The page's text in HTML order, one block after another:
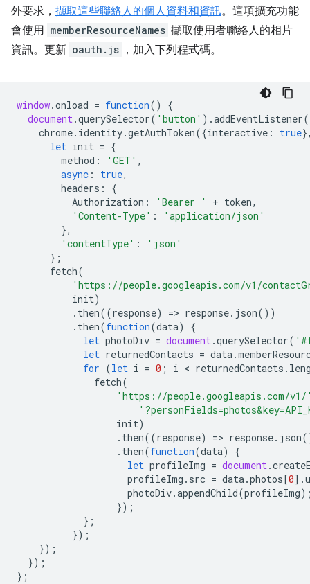
外要求， 擷取這些聯絡人的個人資料和資訊。這項擴充功能
會使用 memberResourceNames 擷取使用者聯絡人的相片
資訊。更新 oauth.js ，加入下列程式碼。
window.onload = function()
{
document.querySelector( 'button' ).addEventListener(
chrome. identity.getAuthToken({interactive : true
let init = {
method : 'GET' ,
async : true,
headers :
{
Authorization : 'Bearer ' + token,
'Content-Type' :
'application/json'
},
'contentType' :
'json'
};
fetch(
'https://people.googleapis.com/v1/
init)
. then((response) => response. json())
. then(function(data)
{
let photoDiv = document.querySelector(
let returnedContacts = data.
for (let i = 0 ; i < returnedContacts .
fetch(
'https://people.googleapis.com/
init)
. then((response) => response. json
. then(function(data)
{
let profileImg = document.
profileImg . src = data.photos [0].
photoDiv.appendChild(profileImg
});
};
});
});
});
};